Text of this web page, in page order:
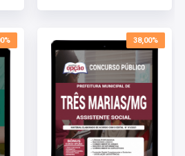
digital?
minha apostila digital?
confirmado, você receberá um e-mail
a apostila digital.
esteja em PRÉ-VENDA o arquivo
informada no site.
38,00%